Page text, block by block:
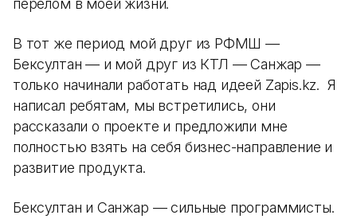
перелом в моей жизни.
В тот же период мой друг из РФМШ —
Бексултан — и мой друг из КТЛ — Санжар —
только начинали работать над идеей Zapis.kz. Я
написал ребятам, мы встретились, они
рассказали о проекте и предложили мне
полностью взять на себя бизнес-направление и
развитие продукта.
Бексултан и Санжар — сильные программисты.